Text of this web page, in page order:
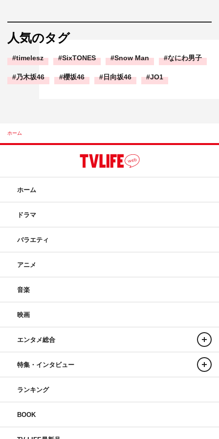
人気のタグ
timelesz SixTONES Snow Man なにわ男子
乃木坂46 櫻坂46 日向坂46 JO1
ホーム
ホーム
ドラマ
バラエティ
アニメ
音楽
映画
エンタメ総合
特集・インタビュー
ランキング
BOOK